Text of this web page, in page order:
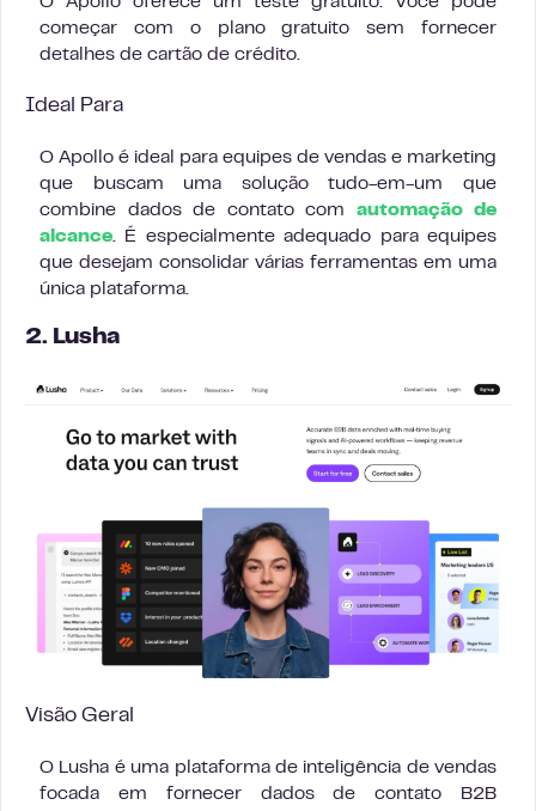
começar com o plano gratuito sem fornecer
detalhes de cartão de crédito.
Ideal Para
O Apollo é ideal para equipes de vendas e marketing
que buscam uma solução tudo-em-um que
combine dados de contato com automação de
alcance. É especialmente adequado para equipes
que desejam consolidar várias ferramentas em uma
única plataforma.
2. Lusha
Visão Geral
O Lusha é uma plataforma de inteligência de vendas
focada em fornecer dados de contato B2B